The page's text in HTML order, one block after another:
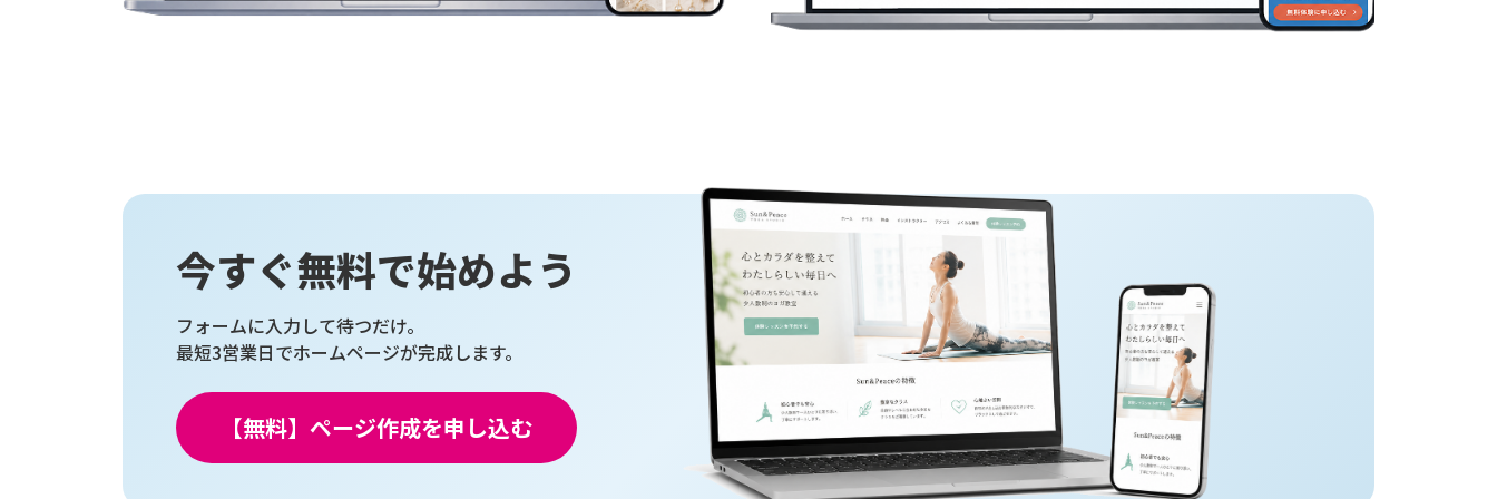
今すぐ無料で始めよう
フォームに入力して待つだけ。
最短3営業日でホームページが完成します。
【無料】ページ作成を申し込む